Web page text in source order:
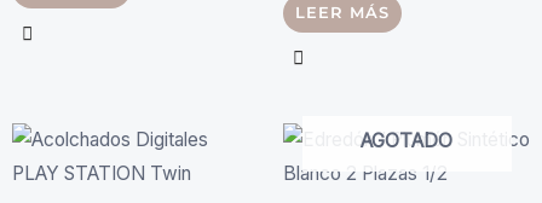
LEER MÁS
AGOTADO